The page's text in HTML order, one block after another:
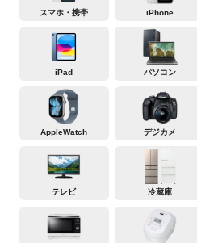
スマホ・携帯 iPhone
iPad パソコン
AppleWatch デジカメ
テレビ 冷蔵庫